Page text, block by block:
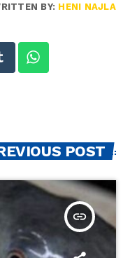
BY: HENI NAJLA
POST
insert_link